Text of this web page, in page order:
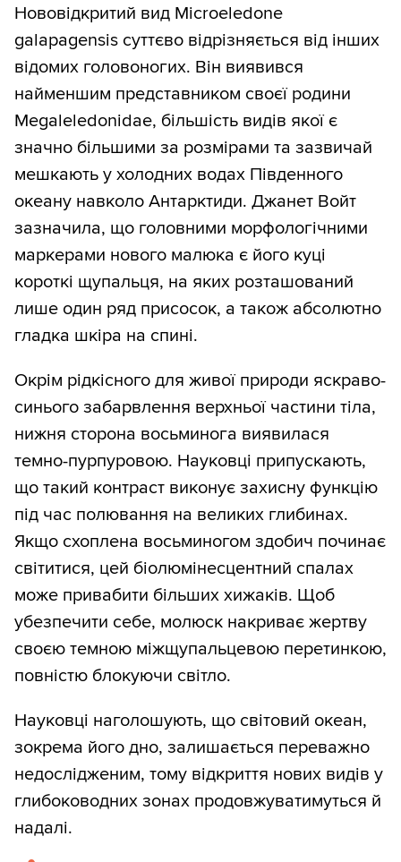
Нововідкритий вид Microeledone
galapagensis суттєво відрізняється від інших
відомих головоногих. Він виявився
найменшим представником своєї родини
Megaleledonidae, більшість видів якої є
значно більшими за розмірами та зазвичай
мешкають у холодних водах Південного
океану навколо Антарктиди. Джанет Войт
зазначила, що головними морфологічними
маркерами нового малюка є його куці
короткі щупальця, на яких розташований
лише один ряд присосок, а також абсолютно
гладка шкіра на спині.
Окрім рідкісного для живої природи яскраво-
синього забарвлення верхньої частини тіла,
нижня сторона восьминога виявилася
темно-пурпуровою. Науковці припускають,
що такий контраст виконує захисну функцію
під час полювання на великих глибинах.
Якщо схоплена восьминогом здобич починає
світитися, цей біолюмінесцентний спалах
може привабити більших хижаків. Щоб
убезпечити себе, молюск накриває жертву
своєю темною міжщупальцевою перетинкою,
повністю блокуючи світло.
Науковці наголошують, що світовий океан,
зокрема його дно, залишається переважно
недослідженим, тому відкриття нових видів у
глибоководних зонах продовжуватимуться й
надалі.